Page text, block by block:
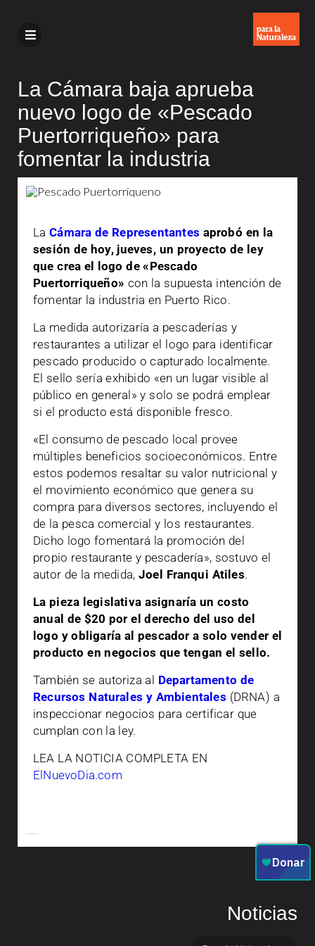
La Cámara baja aprueba
nuevo logo de «Pescado
Puertorriqueño» para
fomentar la industria
LaCámara de Representantes aprobó en la
sesión de hoy, jueves, un proyecto de ley
que crea el logo de «Pescado
Puertorriqueño» con la supuesta intención de
fomentar la industria en Puerto Rico.
La medida autorizaría a pescaderías y
restaurantes a utilizar el logo para identificar
pescado producido o capturado localmente.
El sello sería exhibido «en un lugar visible al
público en general» y solo se podrá emplear
si el producto está disponible fresco.
«El consumo de pescado local provee
múltiples beneficios socioeconómicos. Entre
estos podemos resaltar su valor nutricional y
el movimiento económico que genera su
compra para diversos sectores, incluyendo el
de la pesca comercial y los restaurantes.
Dicho logo fomentará la promoción del
propio restaurante y pescadería», sostuvo el
autor de la medida, Joel Franqui Atiles.
La pieza legislativa asignaría un costo
anual de $20 por el derecho del uso del
logo y obligaría al pescador a solo vender el
producto en negocios que tengan el sello.
También se autoriza al Departamento de
Recursos Naturales y Ambientales (DRNA) a
inspeccionar negocios para certificar que
cumplan con la ley.
LEA LA NOTICIA COMPLETA EN
ElNuevoDia.com
Noticias